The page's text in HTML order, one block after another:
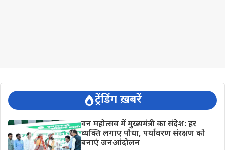
ट्रेंडिंग ख़बरें
वन महोत्सव में मुख्यमंत्री का संदेश: हर
व्यक्ति लगाए पौधा, पर्यावरण संरक्षण को
बनाएं जनआंदोलन